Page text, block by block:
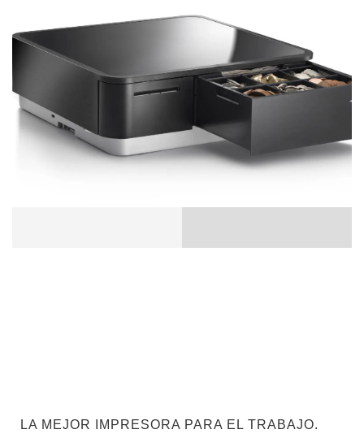
LA MEJOR IMPRESORA PARA EL TRABAJO.